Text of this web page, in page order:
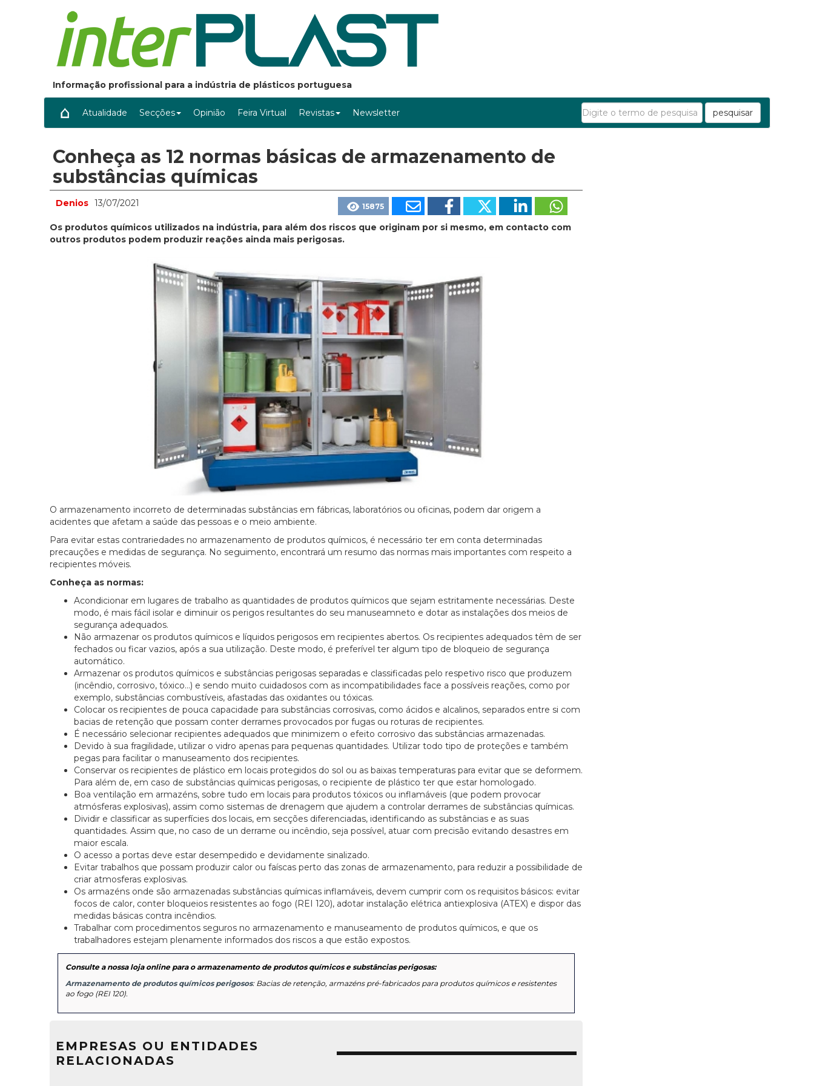
Informação profissional para a indústria de plásticos portuguesa
Atualidade Secções Opinião Feira Virtual Revistas Newsletter pesquisar
Conheça as 12 normas básicas de armazenamento de
substâncias químicas
Denios 13/07/2021 15875
Os produtos químicos utilizados na indústria, para além dos riscos que originam por si mesmo, em contacto com
outros produtos podem produzir reações ainda mais perigosas.
O armazenamento incorreto de determinadas substâncias em fábricas, laboratórios ou oficinas, podem dar origem a
acidentes que afetam a saúde das pessoas e o meio ambiente.
Para evitar estas contrariedades no armazenamento de produtos químicos, é necessário ter em conta determinadas
precauções e medidas de segurança. No seguimento, encontrará um resumo das normas mais importantes com respeito a
recipientes móveis.
Conheça as normas:
Acondicionar em lugares de trabalho as quantidades de produtos químicos que sejam estritamente necessárias. Deste
modo, é mais fácil isolar e diminuir os perigos resultantes do seu manuseamneto e dotar as instalações dos meios de
segurança adequados.
Não armazenar os produtos químicos e líquidos perigosos em recipientes abertos. Os recipientes adequados têm de ser
fechados ou ficar vazios, após a sua utilização. Deste modo, é preferível ter algum tipo de bloqueio de segurança
automático.
Armazenar os produtos químicos e substâncias perigosas separadas e classificadas pelo respetivo risco que produzem
(incêndio, corrosivo, tóxico…) e sendo muito cuidadosos com as incompatibilidades face a possíveis reações, como por
exemplo, substâncias combustíveis, afastadas das oxidantes ou tóxicas.
Colocar os recipientes de pouca capacidade para substâncias corrosivas, como ácidos e alcalinos, separados entre si com
bacias de retenção que possam conter derrames provocados por fugas ou roturas de recipientes.
É necessário selecionar recipientes adequados que minimizem o efeito corrosivo das substâncias armazenadas.
Devido à sua fragilidade, utilizar o vidro apenas para pequenas quantidades. Utilizar todo tipo de proteções e também
pegas para facilitar o manuseamento dos recipientes.
Conservar os recipientes de plástico em locais protegidos do sol ou as baixas temperaturas para evitar que se deformem.
Para além de, em caso de substâncias químicas perigosas, o recipiente de plástico ter que estar homologado.
Boa ventilação em armazéns, sobre tudo em locais para produtos tóxicos ou inflamáveis (que podem provocar
atmósferas explosivas), assim como sistemas de drenagem que ajudem a controlar derrames de substâncias químicas.
Dividir e classificar as superfícies dos locais, em secções diferenciadas, identificando as substâncias e as suas
quantidades. Assim que, no caso de un derrame ou incêndio, seja possível, atuar com precisão evitando desastres em
maior escala.
O acesso a portas deve estar desempedido e devidamente sinalizado.
Evitar trabalhos que possam produzir calor ou faíscas perto das zonas de armazenamento, para reduzir a possibilidade de
criar atmosferas explosivas.
Os armazéns onde são armazenadas substâncias químicas inflamáveis, devem cumprir com os requisitos básicos: evitar
focos de calor, conter bloqueios resistentes ao fogo (REI 120), adotar instalação elétrica antiexplosiva (ATEX) e dispor das
medidas básicas contra incêndios.
Trabalhar com procedimentos seguros no armazenamento e manuseamento de produtos químicos, e que os
trabalhadores estejam plenamente informados dos riscos a que estão expostos.
Consulte a nossa loja online para o armazenamento de produtos químicos e substâncias perigosas:
Armazenamento de produtos químicos perigosos: Bacias de retenção, armazéns pré-fabricados para produtos químicos e resistentes
ao fogo (REI 120).
EMPRESAS OU ENTIDADES
RELACIONADAS